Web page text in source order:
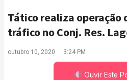
Tático realiza operação
tráfico no Conj. Res.
outubro 10, 2020 3:24 PM
Ouvir Este